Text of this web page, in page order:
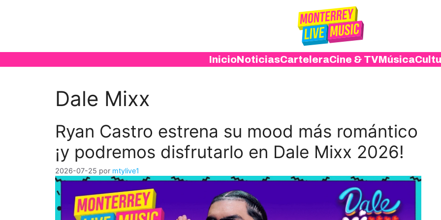
InicioNoticiasCarteleraCine & TVMúsica
Dale Mixx
Ryan Castro estrena su mood más romántico
¡y podremos disfrutarlo en Dale Mixx 2026!
2026-07-25 por mtylive1